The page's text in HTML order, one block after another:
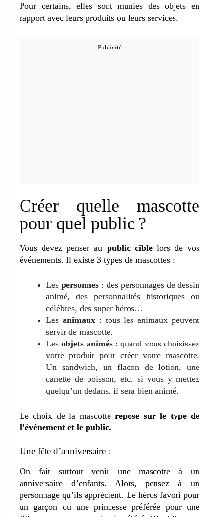
Pour certains, elles sont munies des objets en
rapport avec leurs produits ou leurs services.
Créer quelle mascotte
pour quel public ?
Vous devez penser au public cible lors de vos
événements. Il existe 3 types de mascottes :
Lespersonnes : des personnages de dessin
animé, des personnalités historiques ou
célèbres, des super héros…
Les animaux: tous les animaux peuvent
servir de mascotte.
Lesobjets animés: quand vous choisissez
votre produit pour créer votre mascotte.
Un sandwich, un flacon de lotion, une
canette de boisson, etc. si vous y mettez
quelqu’un dedans, il sera bien animé.
Le choix de la mascotterepose sur le type de
l’événement et le public.
Une fête d’anniversaire :
On fait surtout venir une mascotte à un
anniversaire d’enfants. Alors, pensez à un
personnage qu’ils apprécient. Le héros favori pour
un garçon ou une princesse préférée pour une